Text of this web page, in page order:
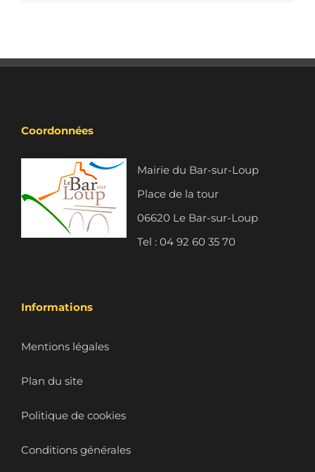
Coordonnées
Mairie du Bar-sur-Loup
Place de la tour
06620 Le Bar-sur-Loup
Tel : 04 92 60 35 70
Informations
Mentions légales
Plan du site
Politique de cookies
Conditions générales